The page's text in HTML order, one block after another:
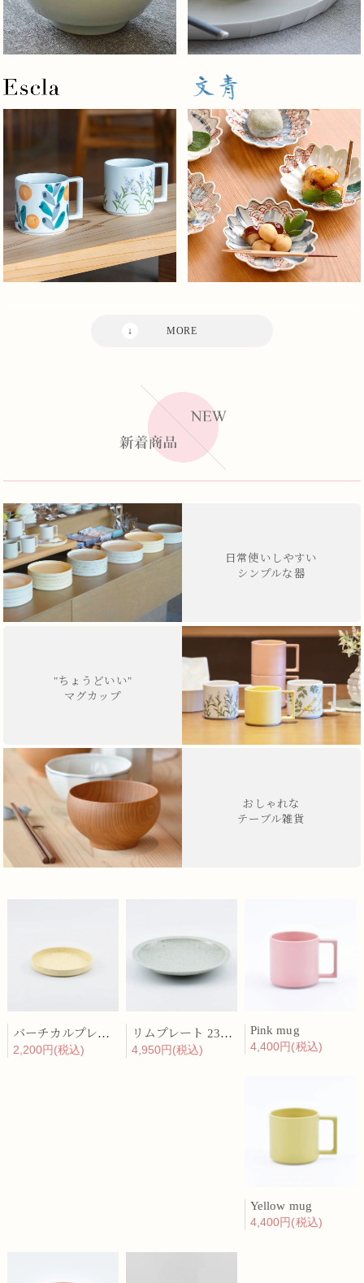
日常使いしやすい
シンプルな器
"ちょうどいい"
マグカップ
おしゃれな
テーブル雑貨
バーチカルプレート 15cm 化粧土
2,200円(税込)
リムプレート 23cm 呉須散
4,950円(税込)
Pink mug
4,400円(税込)
Yellow mug
4,400円(税込)